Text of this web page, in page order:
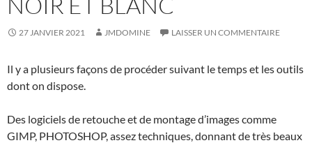
27 JANVIER 2021 JMDOMINE LAISSER UN COMMENTAIRE
Il y a plusieurs façons de procéder suivant le temps et les outils
dont on dispose.
Des logiciels de retouche et de montage d’images comme
GIMP, PHOTOSHOP, assez techniques, donnant de très beaux